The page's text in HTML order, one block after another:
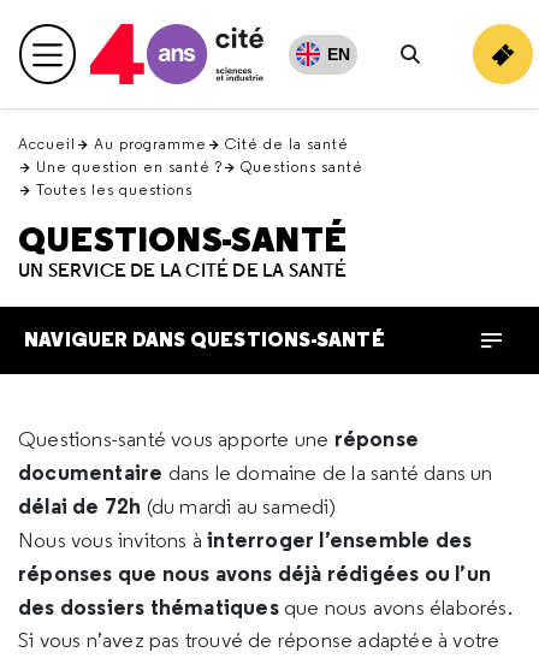
en
haut Menu principal EN
Rechercher
Accueil Au programme
Cité de la santé
Une question en santé ?
Questions santé
Toutes les questions
QUESTIONS-SANTÉ
UN SERVICE DE LA CITÉ DE LA SANTÉ
NAVIGUER DANS QUESTIONS-SANTÉ
Questions-santé vous apporte une réponse
documentaire dans le domaine de la santé dans un
délai de 72h (du mardi au samedi)
Nous vous invitons àinterroger l’ensemble des
réponses que nous avons déjà rédigées ou l’un
des dossiers thématiques que nous avons élaborés.
Si vous n’avez pas trouvé de réponse adaptée à votre